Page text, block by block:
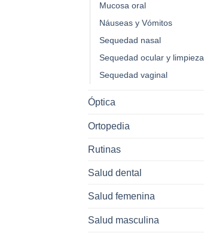
Mucosa oral
Náuseas y Vómitos
Sequedad nasal
Sequedad ocular y limpieza
Sequedad vaginal
Óptica
Ortopedia
Rutinas
Salud dental
Salud femenina
Salud masculina